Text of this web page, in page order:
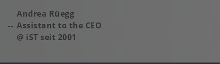
Andrea Rüegg
Assistant to the CEO
@ iST seit 2001